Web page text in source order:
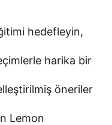
hedefleyin,
harika bir
öneriler
Lemon